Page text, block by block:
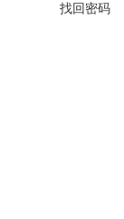
找回密码